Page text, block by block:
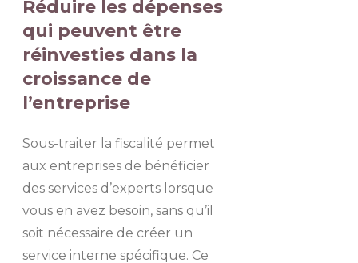
Réduire les dépenses
qui peuvent être
réinvesties dans la
croissance de
l’entreprise
Sous-traiter la fiscalité permet
aux entreprises de bénéficier
des services d’experts lorsque
vous en avez besoin, sans qu’il
soit nécessaire de créer un
service interne spécifique. Ce